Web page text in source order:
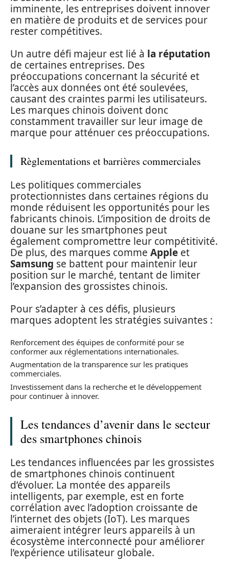
imminente, les entreprises doivent innover
en matière de produits et de services pour
rester compétitives.
Un autre défi majeur est lié à la réputation
de certaines entreprises. Des
préoccupations concernant la sécurité et
l’accès aux données ont été soulevées,
causant des craintes parmi les utilisateurs.
Les marques chinois doivent donc
constamment travailler sur leur image de
marque pour atténuer ces préoccupations.
Règlementations et barrières commerciales
Les politiques commerciales
protectionnistes dans certaines régions du
monde réduisent les opportunités pour les
fabricants chinois. L’imposition de droits de
douane sur les smartphones peut
également compromettre leur compétitivité.
De plus, des marques comme Apple et
Samsung se battent pour maintenir leur
position sur le marché, tentant de limiter
l’expansion des grossistes chinois.
Pour s’adapter à ces défis, plusieurs
marques adoptent les stratégies suivantes :
Renforcement des équipes de conformité pour se
conformer aux réglementations internationales.
Augmentation de la transparence sur les pratiques
commerciales.
Investissement dans la recherche et le développement
pour continuer à innover.
Les tendances d’avenir dans le secteur
des smartphones chinois
Les tendances influencées par les grossistes
de smartphones chinois continuent
d’évoluer. La montée des appareils
intelligents, par exemple, est en forte
corrélation avec l’adoption croissante de
l’internet des objets (IoT). Les marques
aimeraient intégrer leurs appareils à un
écosystème interconnecté pour améliorer
l’expérience utilisateur globale.